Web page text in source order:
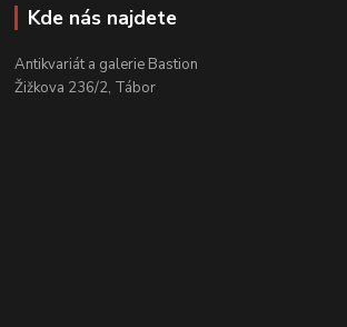
Kde nás najdete
Antikvariát a galerie Bastion
Žižkova 236/2, Tábor